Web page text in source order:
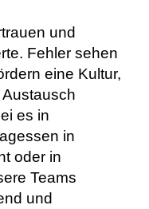
und
Fehler sehen
eine Kultur,
es in
in
oder in
Teams
und